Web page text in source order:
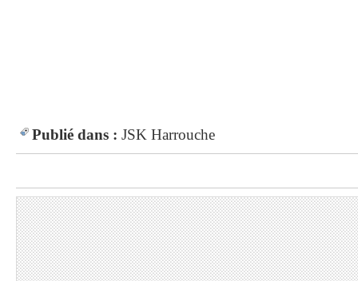
Publié dans : JSK Harrouche